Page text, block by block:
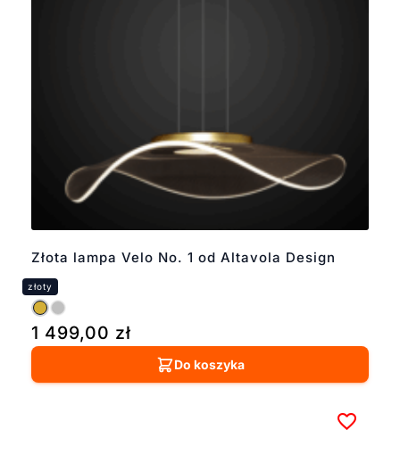
Złota lampa Velo No. 1 od Altavola Design
1 499,00 zł
Do koszyka